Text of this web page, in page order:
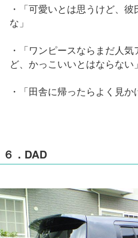
・「可愛いとは思うけど、
な」
・「ワンピースならまだ人
ど、かっこいいとはならない」
・「田舎に帰ったらよく見か
６．DAD